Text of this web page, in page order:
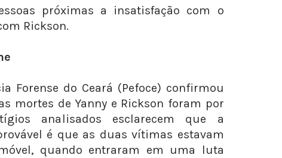
próximas a insatisfação com o
Rickson.
Forense do Ceará (Pefoce) confirmou
mortes de Yanny e Rickson foram por
analisados esclarecem que a
é que as duas vítimas estavam
quando entraram em uma luta